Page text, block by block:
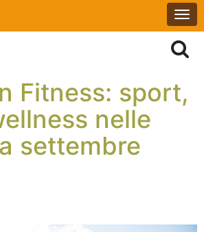
Fitness: sport,
nelle
settembre